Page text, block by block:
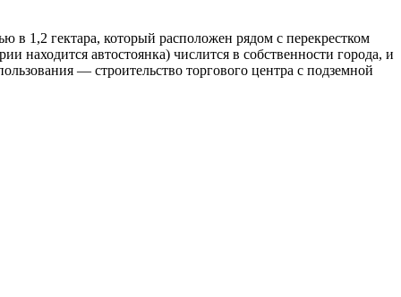
в 1,2 гектара, который расположен рядом с перекрестком
находится автостоянка) числится в собственности города, и
— строительство торгового центра с подземной